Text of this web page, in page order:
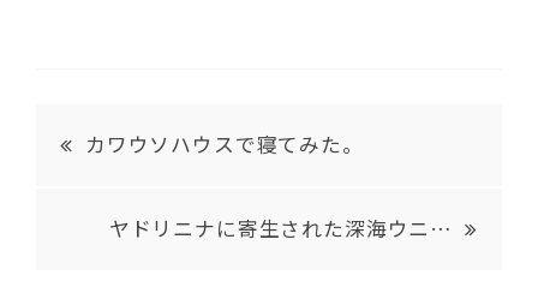
カワウソハウスで寝てみた。
ヤドリニナに寄生された深海ウニ…